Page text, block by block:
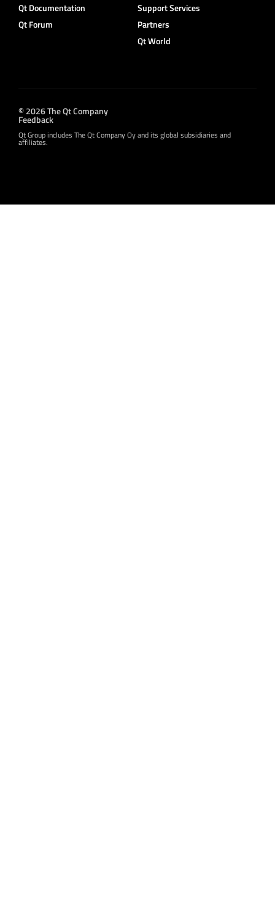
Qt Documentation
Qt Forum
Support Services
Partners
Qt World
© 2026 The Qt Company
Feedback
Qt Group includes The Qt Company Oy and its global subsidiaries and
affiliates.